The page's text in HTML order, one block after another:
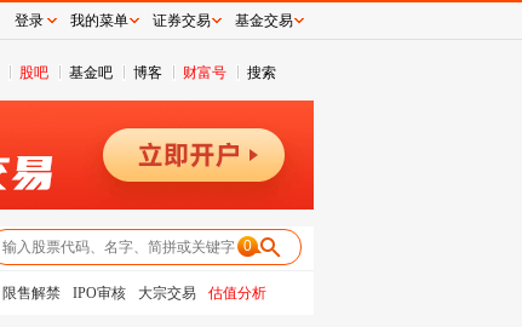
股吧 基金吧 博客 财富号 搜索
0
限售解禁 IPO审核 大宗交易 估值分析
登录 我的菜单 证券交易 基金交易